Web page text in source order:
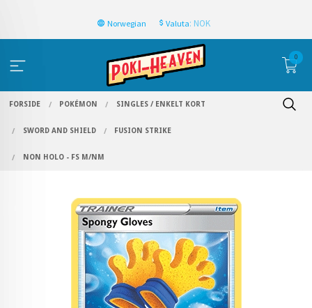
Norwegian Valuta: NOK
0
FORSIDE POKÉMON SINGLES / ENKELT KORT
SWORD AND SHIELD FUSION STRIKE
NON HOLO - FS M/NM